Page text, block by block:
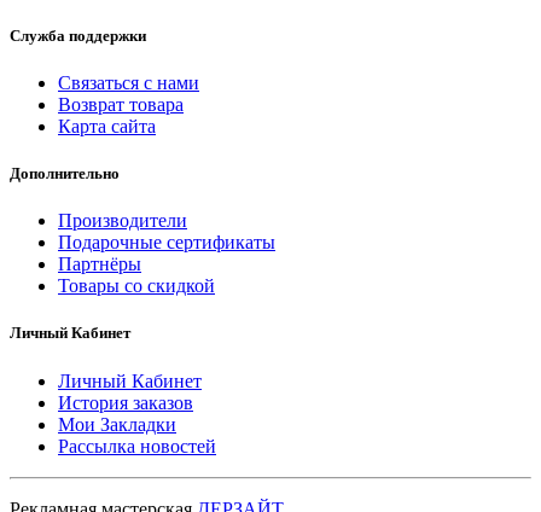
Служба поддержки
Связаться с нами
Возврат товара
Карта сайта
Дополнительно
Производители
Подарочные сертификаты
Партнёры
Товары со скидкой
Личный Кабинет
Личный Кабинет
История заказов
Мои Закладки
Рассылка новостей